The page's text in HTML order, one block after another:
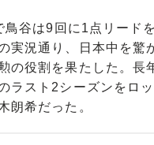
谷は9回に1点リード
実況通り、日本中を驚
の役割を果たした。
ラスト2シーズンをロ
朗希だった。